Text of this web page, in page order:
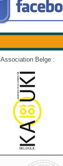
Association Belge :